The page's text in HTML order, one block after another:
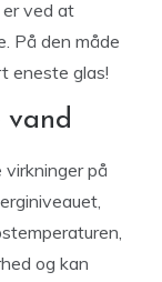
ved at
På den måde
eneste glas!
vand
på
og kan